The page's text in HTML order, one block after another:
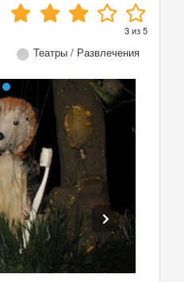
3из5
Театры / Развлечения